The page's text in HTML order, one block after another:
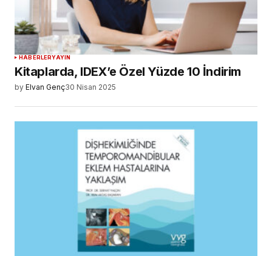
HABERLERYAYIN
Kitaplarda, IDEX’e Özel Yüzde 10 İndirim
by Elvan Genç30 Nisan 2025